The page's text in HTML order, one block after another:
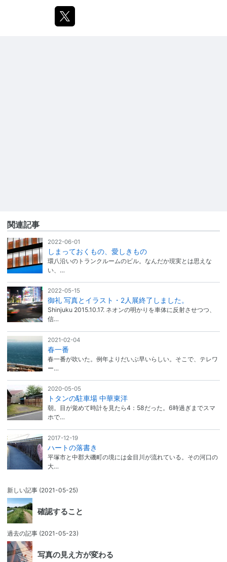
関連記事
2022-06-01
しまっておくもの、愛しきもの
環八沿いのトランクルームのビル。なんだか現実とは思えな
い、…
2022-05-15
御礼 写真とイラスト・2人展終了しました。
Shinjuku 2015.10.17. ネオンの明かりを車体に反射させつつ、
信…
2021-02-04
春一番
春一番が吹いた。例年よりだいぶ早いらしい。そこで、テレワ
ー…
2020-05-05
トタンの駐車場 中華東洋
朝。目が覚めて時計を見たら4：58だった。6時過ぎまでスマ
ホで…
2017-12-19
ハートの落書き
平塚市と中郡大磯町の境には金目川が流れている。その河口の
大…
新しい記事 (2021-05-25)
確認すること
過去の記事 (2021-05-23)
写真の見え方が変わる